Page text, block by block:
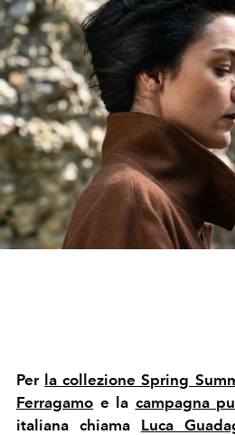
Per la collezione Spring
Ferragamo e la campagna
italiana chiama Luca